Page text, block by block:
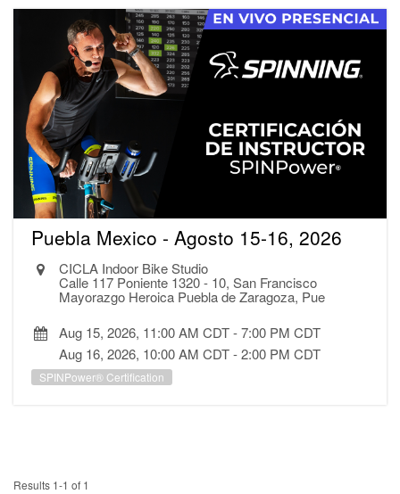
Puebla Mexico - Agosto 15-16, 2026
CICLA Indoor Bike Studio
Calle 117 Poniente 1320 - 10, San Francisco
Mayorazgo Heroica Puebla de Zaragoza, Pue
Aug 15, 2026, 11:00 AM CDT-7:00 PM CDT
Aug 16, 2026, 10:00 AM CDT-2:00 PM CDT
SPINPower® Certification
Results 1-1 of 1